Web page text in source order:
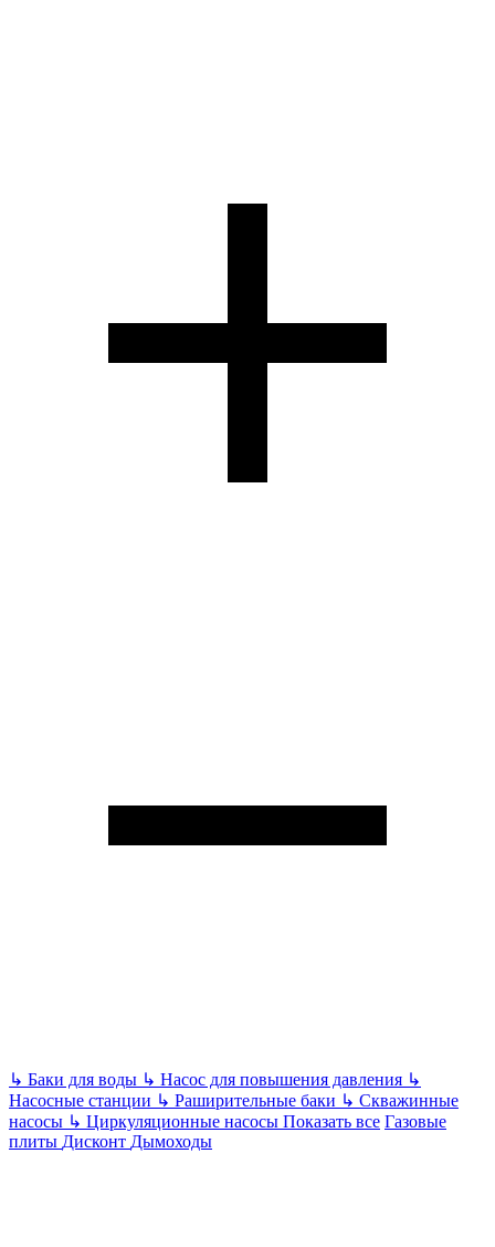
↳ Баки для воды ↳ Насос для повышения давления ↳
Насосные станции ↳ Раширительные баки ↳ Скважинные
насосы ↳ Циркуляционные насосы Показать все Газовые
плиты Дисконт Дымоходы